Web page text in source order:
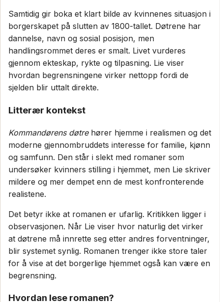
Samtidig gir boka et klart bilde av kvinnenes situasjon i
borgerskapet på slutten av 1800-tallet. Døtrene har
dannelse, navn og sosial posisjon, men
handlingsrommet deres er smalt. Livet vurderes
gjennom ekteskap, rykte og tilpasning. Lie viser
hvordan begrensningene virker nettopp fordi de
sjelden blir uttalt direkte.
Litterær kontekst
Kommandørens døtrehører hjemme i realismen og det
moderne gjennombruddets interesse for familie, kjønn
og samfunn. Den står i slekt med romaner som
undersøker kvinners stilling i hjemmet, men Lie skriver
mildere og mer dempet enn de mest konfronterende
realistene.
Det betyr ikke at romanen er ufarlig. Kritikken ligger i
observasjonen. Når Lie viser hvor naturlig det virker
at døtrene må innrette seg etter andres forventninger,
blir systemet synlig. Romanen trenger ikke store taler
for å vise at det borgerlige hjemmet også kan være en
begrensning.
Hvordan lese romanen?